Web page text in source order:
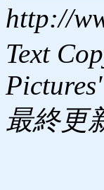
http://
Text
最終更